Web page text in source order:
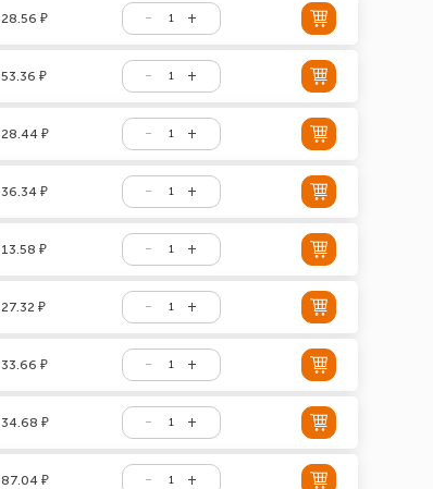
28.56 ₽
53.36 ₽
28.44 ₽
36.34 ₽
13.58 ₽
27.32 ₽
33.66 ₽
34.68 ₽
87.04 ₽